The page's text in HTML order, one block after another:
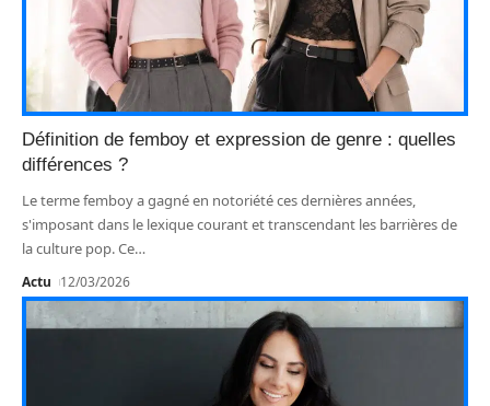
Définition de femboy et expression de genre : quelles
différences ?
Le terme femboy a gagné en notoriété ces dernières années,
s'imposant dans le lexique courant et transcendant les barrières de
la culture pop. Ce…
Actu 12/03/2026